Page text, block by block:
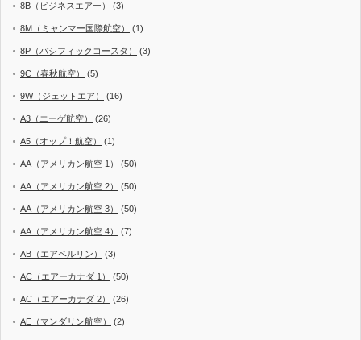
8B（ビジネスエアー） (3)
8M（ミャンマー国際航空） (1)
8P（パシフィックコースタ） (3)
9C（春秋航空） (5)
9W（ジェットエア） (16)
A3（エーゲ航空） (26)
A5（オップ！航空） (1)
AA（アメリカン航空 1） (50)
AA（アメリカン航空 2） (50)
AA（アメリカン航空 3） (50)
AA（アメリカン航空 4） (7)
AB（エアベルリン） (3)
AC（エアーカナダ 1） (50)
AC（エアーカナダ 2） (26)
AE（マンダリン航空） (2)